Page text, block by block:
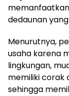
dedaunan
Menurutnya,
usaha karena
lingkungan,
memiliki corak
sehingga